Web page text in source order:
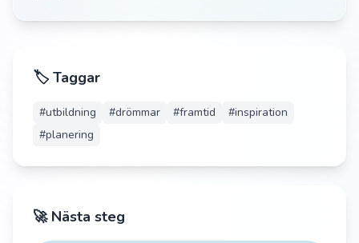
🏷️ Taggar
#utbildning #drömmar #framtid #inspiration
#planering
🚀 Nästa steg